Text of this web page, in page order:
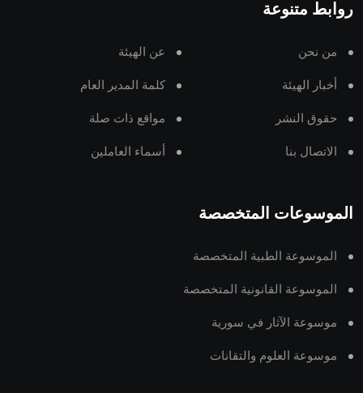
روابط متنوعة
من نحن عن الهيئة
أخبار الهيئة كلمة المدير العام
حقوق النشر مواقع ذات صلة
الاتصال بنا أسماء العاملين
الموسوعات المتخصصة
الموسوعة الطبية المتخصصة
الموسوعة القانونية المتخصصة
موسوعة الآثار في سورية
موسوعة العلوم والتقانات